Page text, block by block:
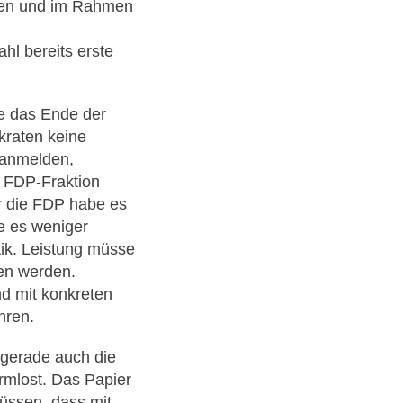
und im Rahmen
bereits erste
das Ende der
keine
Fraktion
die FDP habe es
es weniger
Leistung müsse
werden.
mit konkreten
auch die
Das Papier